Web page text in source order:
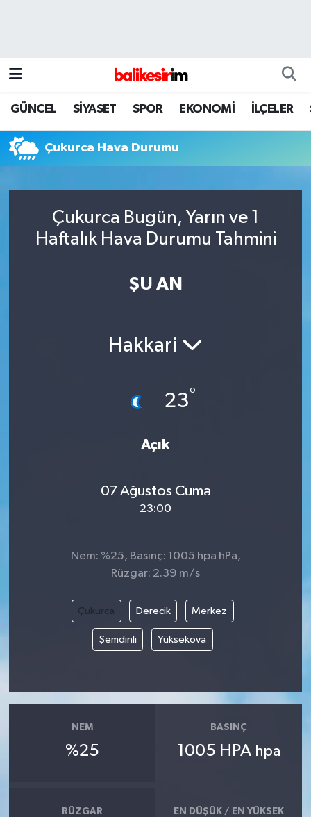
GÜNCEL SİYASET SPOR EKONOMİ İLÇELER
Çukurca Hava Durumu
Çukurca Bugün, Yarın ve 1
Haftalık Hava Durumu Tahmini
ŞU AN
Hakkari
23°
Açık
07 Ağustos Cuma
23:00
Nem: %25, Basınç: 1005 hpa hPa,
Rüzgar: 2.39 m/s
Çukurca Derecik Merkez
Şemdinli Yüksekova
NEM
%25
BASINÇ
1005 HPA hpa
RÜZGAR EN DÜŞÜK / EN YÜKSEK